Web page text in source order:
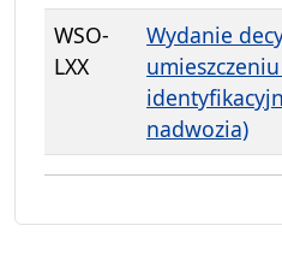
WSO-
LXX
Wydanie
nadwozia)